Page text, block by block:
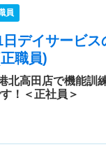
員
デイサービス
職員)
北高田店で機能訓
！＜正社員＞